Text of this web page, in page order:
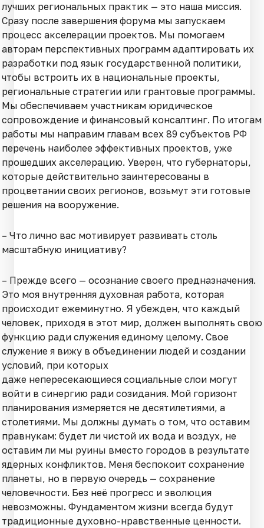
лучших региональных практик — это наша миссия.
Сразу после завершения форума мы запускаем
процесс акселерации проектов. Мы помогаем
авторам перспективных программ адаптировать их
разработки под язык государственной политики,
чтобы встроить их в национальные проекты,
региональные стратегии или грантовые программы.
Мы обеспечиваем участникам юридическое
сопровождение и финансовый консалтинг. По итогам
работы мы направим главам всех 89 субъектов РФ
перечень наиболее эффективных проектов, уже
прошедших акселерацию. Уверен, что губернаторы,
которые действительно заинтересованы в
процветании своих регионов, возьмут эти готовые
решения на вооружение.
– Что лично вас мотивирует развивать столь
масштабную инициативу?
– Прежде всего — осознание своего предназначения.
Это моя внутренняя духовная работа, которая
происходит ежеминутно. Я убежден, что каждый
человек, приходя в этот мир, должен выполнять свою
функцию ради служения единому целому. Свое
служение я вижу в объединении людей и создании
условий, при которых
даже непересекающиеся социальные слои могут
войти в синергию ради созидания. Мой горизонт
планирования измеряется не десятилетиями, а
столетиями. Мы должны думать о том, что оставим
правнукам: будет ли чистой их вода и воздух, не
оставим ли мы руины вместо городов в результате
ядерных конфликтов. Меня беспокоит сохранение
планеты, но в первую очередь — сохранение
человечности. Без неё прогресс и эволюция
невозможны. Фундаментом жизни всегда будут
традиционные духовно-нравственные ценности.